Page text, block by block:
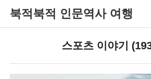
북적북적 인문역사 여행
스포츠 이야기